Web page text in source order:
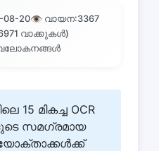
08-20👁️ വായന:3367
വാക്കുകൾ)
15 മികച്ച OCR
സമഗ്രമായ